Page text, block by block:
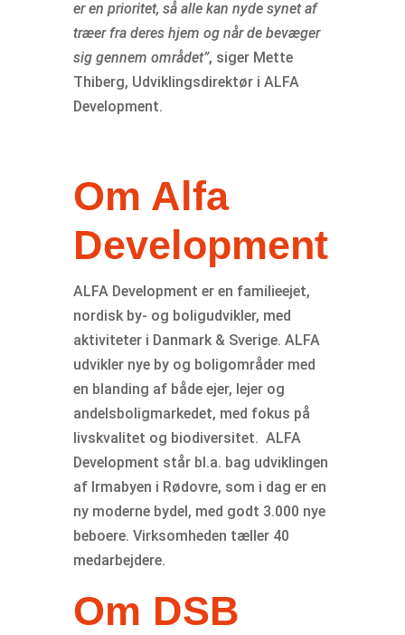
er en prioritet, så alle kan nyde synet af
træer fra deres hjem og når de bevæger
sig gennem området”, siger Mette
Thiberg, Udviklingsdirektør i ALFA
Development.
Om Alfa
Development
ALFA Development er en familieejet,
nordisk by- og boligudvikler, med
aktiviteter i Danmark & Sverige. ALFA
udvikler nye by og boligområder med
en blanding af både ejer, lejer og
andelsboligmarkedet, med fokus på
livskvalitet og biodiversitet. ALFA
Development står bl.a. bag udviklingen
af Irmabyen i Rødovre, som i dag er en
ny moderne bydel, med godt 3.000 nye
beboere. Virksomheden tæller 40
medarbejdere.
Om DSB